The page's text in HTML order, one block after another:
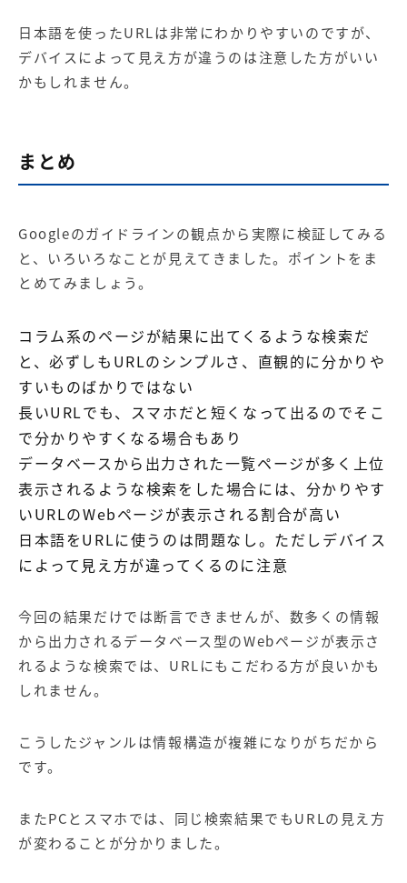
日本語を使ったURLは非常にわかりやすいのですが、
デバイスによって見え方が違うのは注意した方がいい
かもしれません。
まとめ
Googleのガイドラインの観点から実際に検証してみる
と、いろいろなことが見えてきました。ポイントをま
とめてみましょう。
コラム系のページが結果に出てくるような検索だ
と、必ずしもURLのシンプルさ、直観的に分かりや
すいものばかりではない
長いURLでも、スマホだと短くなって出るのでそこ
で分かりやすくなる場合もあり
データベースから出力された一覧ページが多く上位
表示されるような検索をした場合には、分かりやす
いURLのWebページが表示される割合が高い
日本語をURLに使うのは問題なし。ただしデバイス
によって見え方が違ってくるのに注意
今回の結果だけでは断言できませんが、数多くの情報
から出力されるデータベース型のWebページが表示さ
れるような検索では、URLにもこだわる方が良いかも
しれません。
こうしたジャンルは情報構造が複雑になりがちだから
です。
またPCとスマホでは、同じ検索結果でもURLの見え方
が変わることが分かりました。